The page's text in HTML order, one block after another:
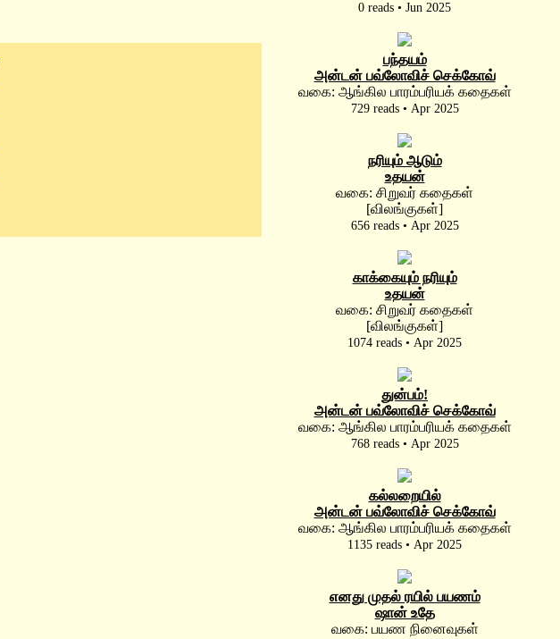
0 reads • Jun 2025
பந்தயம்
அன்டன் பவ்லோவிச் செக்கோவ்
வகை: ஆங்கில பாரம்பரியக் கதைகள்
729 reads • Apr 2025
நரியும் ஆடும்
உதயன்
வகை: சிறுவர் கதைகள்
[விலங்குகள்]
656 reads • Apr 2025
காக்கையும் நரியும்
உதயன்
வகை: சிறுவர் கதைகள்
[விலங்குகள்]
1074 reads • Apr 2025
துன்பம்!
அன்டன் பவ்லோவிச் செக்கோவ்
வகை: ஆங்கில பாரம்பரியக் கதைகள்
768 reads • Apr 2025
கல்லறையில்
அன்டன் பவ்லோவிச் செக்கோவ்
வகை: ஆங்கில பாரம்பரியக் கதைகள்
1135 reads • Apr 2025
எனது முதல் ரயில் பயணம்
ஷான் உதே
வகை: பயண நினைவுகள்